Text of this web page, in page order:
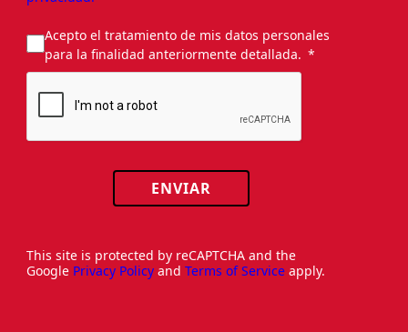
Acepto el tratamiento de mis datos personales
para la finalidad anteriormente detallada.
ENVIAR
This site is protected by reCAPTCHA and the
Google Privacy Policy and Terms of Service apply.